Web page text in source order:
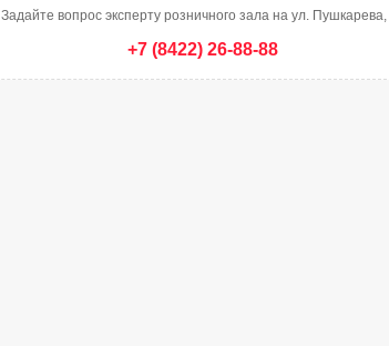
Задайте вопрос эксперту розничного зала на ул.
+7 (8422) 26-88-88